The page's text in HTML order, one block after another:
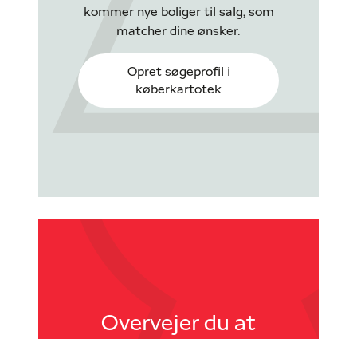
kommer nye boliger til salg, som
matcher dine ønsker.
Opret søgeprofil i
køberkartotek
Overvejer du at